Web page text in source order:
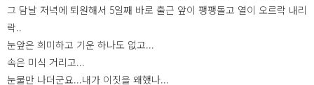
그 담날 저녁에 퇴원해서 5일째 바로 출근 앞이 팽팽돌고 열이 오르락 내리
락..
눈앞은 희미하고 기운 하나도 없고...
속은 미식 거리고...
눈물만 나더군요...내가 이짓을 왜했나...